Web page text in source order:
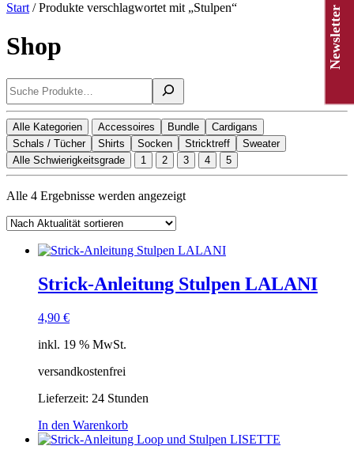
Start / Produkte verschlagwortet mit „Stulpen“
Shop
Suchen
Alle Kategorien Accessoires Bundle
Cardigans
Schals / Tücher
Shirts Socken Stricktreff
Sweater
Alle Schwierigkeitsgrade
1 2 3 4 5
Alle 4 Ergebnisse werden angezeigtNach
Strick-Anleitung Stulpen LALANI
4,90 €
inkl. 19 % MwSt.
versandkostenfrei
Lieferzeit: 24 Stunden
In den Warenkorb
Newsletter